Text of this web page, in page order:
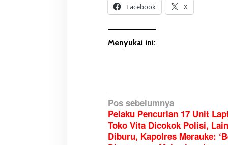
Facebook X
Menyukai ini:
N
a
v
Pos sebelumnya
Pelaku Pencurian 17 Unit
Toko Vita Dicokok Polisi,
Diburu, Kapolres Merauke: